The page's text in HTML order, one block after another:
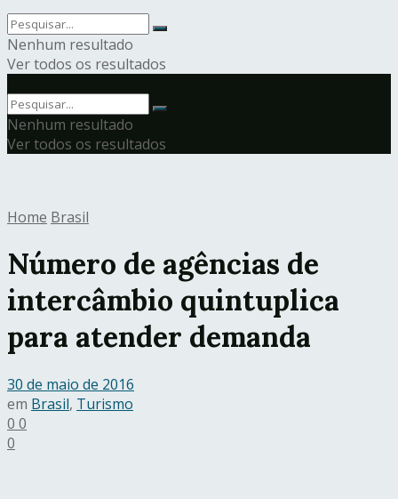
Nenhum resultado
Ver todos os resultados
Nenhum resultado
Ver todos os resultados
Home Brasil
Número de agências de
intercâmbio quintuplica
para atender demanda
30 de maio de 2016
em Brasil, Turismo
0 0
0